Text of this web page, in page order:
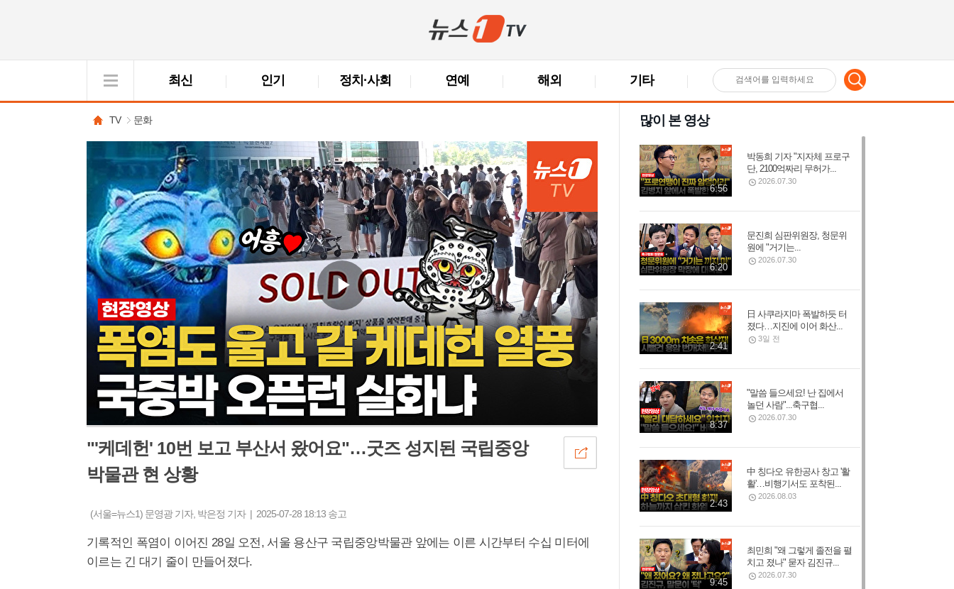
최신 인기 정치·사회 연예 해외 기타 검
어
입
력
TV 문화
"'케데헌' 10번 보고 부산서 왔어요"…굿즈 성지된 국립중앙
박물관 현 상황
(서울=뉴스1) 문영광 기자, 박은정 기자 | 2025-07-28 18:13 송고
기록적인 폭염이 이어진 28일 오전, 서울 용산구 국립중앙박물관 앞에는 이른 시간부터 수십 미터에
이르는 긴 대기 줄이 만들어졌다.
많이 본 영상
6:56
박동희 기자 "지자체 프로구
단, 2100억짜리 무허가...
2026.07.30
6:20
문진희 심판위원장, 청문위
원에 "거기는...
2026.07.30
2:41
日 사쿠라지마 폭발하듯 터
졌다…지진에 이어 화산...
3일 전
8:37
"말씀 들으세요! 난 집에서
놀던 사람"...축구협...
2026.07.30
2:43
中 칭다오 유한공사 창고 '활
활'…비행기서도 포착된...
2026.08.03
9:45
최민희 "왜 그렇게 졸전을 펼
치고 졌나" 묻자 김진규...
2026.07.30